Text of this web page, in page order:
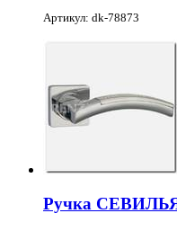
Артикул: dk-78873
Ручка